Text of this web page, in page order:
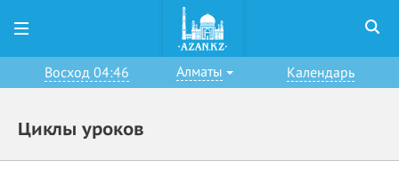
Восход 04:46 Алматы Календарь
Циклы уроков